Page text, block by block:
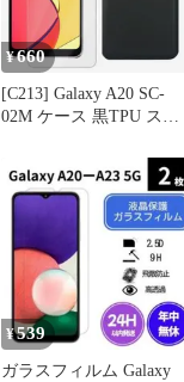
¥660
[C213] Galaxy A20 SC-
02M ケース 黒TPU スマ
ブラック マット スマホ
ケース 携帯 カバー
galaxy a20 スマホケース
A20 カバー A20 ケース
SC02Mケース GalaxyA20
ギャラク
¥539
ガラスフィルム Galaxy